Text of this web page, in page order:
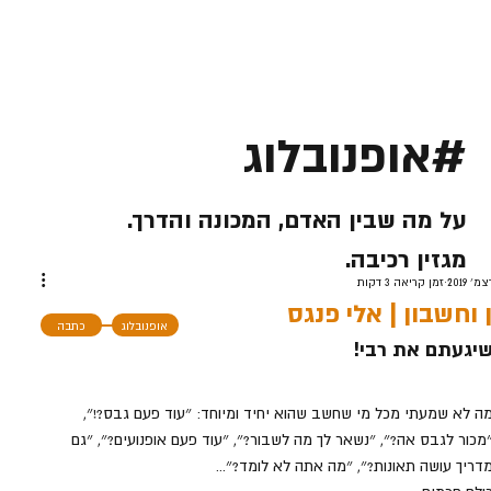
וחשבון | אלי פנגס
זמן קריאה 3 דקות
את רבי!
לא שמעתי מכל מי שחשב שהוא יחיד ומיוחד: ״עוד פעם גבס?!״,
לגבס אה?״, ״נשאר לך מה לשבור?״, ״עוד פעם אופנועים?״, ״גם
עושה תאונות?״, ״מה אתה לא לומד?״...
כתבה אופנובלוג
#אופנובלוג
על מה שבין האדם, המכונה והדרך.
מגזין רכיבה.